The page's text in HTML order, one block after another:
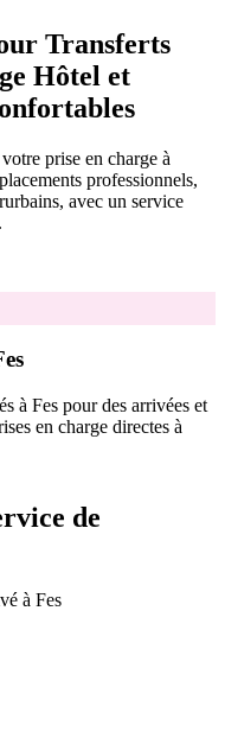
Transferts
Hôtel et
prise en charge à
professionnels,
avec un service
à Fes pour des arrivées et
en charge directes à
de
à Fes